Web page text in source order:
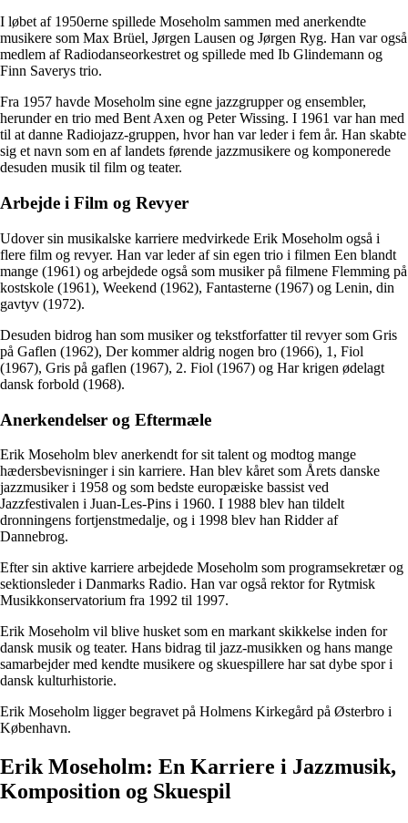
I løbet af 1950erne spillede Moseholm sammen med anerkendte
musikere som Max Brüel, Jørgen Lausen og Jørgen Ryg. Han var også
medlem af Radiodanseorkestret og spillede med Ib Glindemann og
Finn Saverys trio.
Fra 1957 havde Moseholm sine egne jazzgrupper og ensembler,
herunder en trio med Bent Axen og Peter Wissing. I 1961 var han med
til at danne Radiojazz-gruppen, hvor han var leder i fem år. Han skabte
sig et navn som en af landets førende jazzmusikere og komponerede
desuden musik til film og teater.
Arbejde i Film og Revyer
Udover sin musikalske karriere medvirkede Erik Moseholm også i
flere film og revyer. Han var leder af sin egen trio i filmen Een blandt
mange (1961) og arbejdede også som musiker på filmene Flemming på
kostskole (1961), Weekend (1962), Fantasterne (1967) og Lenin, din
gavtyv (1972).
Desuden bidrog han som musiker og tekstforfatter til revyer som Gris
på Gaflen (1962), Der kommer aldrig nogen bro (1966), 1, Fiol
(1967), Gris på gaflen (1967), 2. Fiol (1967) og Har krigen ødelagt
dansk forbold (1968).
Anerkendelser og Eftermæle
Erik Moseholm blev anerkendt for sit talent og modtog mange
hædersbevisninger i sin karriere. Han blev kåret som Årets danske
jazzmusiker i 1958 og som bedste europæiske bassist ved
Jazzfestivalen i Juan-Les-Pins i 1960. I 1988 blev han tildelt
dronningens fortjenstmedalje, og i 1998 blev han Ridder af
Dannebrog.
Efter sin aktive karriere arbejdede Moseholm som programsekretær og
sektionsleder i Danmarks Radio. Han var også rektor for Rytmisk
Musikkonservatorium fra 1992 til 1997.
Erik Moseholm vil blive husket som en markant skikkelse inden for
dansk musik og teater. Hans bidrag til jazz-musikken og hans mange
samarbejder med kendte musikere og skuespillere har sat dybe spor i
dansk kulturhistorie.
Erik Moseholm ligger begravet på Holmens Kirkegård på Østerbro i
København.
Erik Moseholm: En Karriere i Jazzmusik,
Komposition og Skuespil